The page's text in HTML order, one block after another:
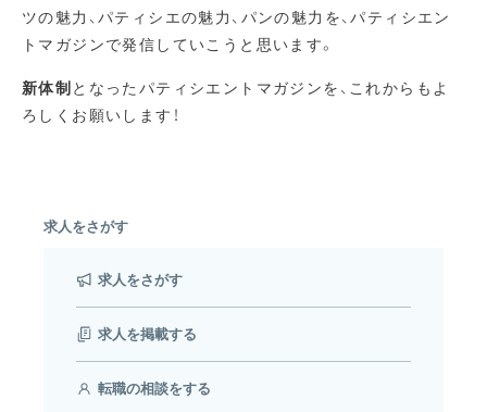
ツの魅力、パティシエの魅力、パンの魅力を、パティシエン
トマガジンで発信していこうと思います。
新体制となったパティシエントマガジンを、これからもよ
ろしくお願いします！
求人をさがす
求人をさがす
求人を掲載する
転職の相談をする